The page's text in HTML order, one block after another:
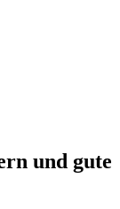
und gute